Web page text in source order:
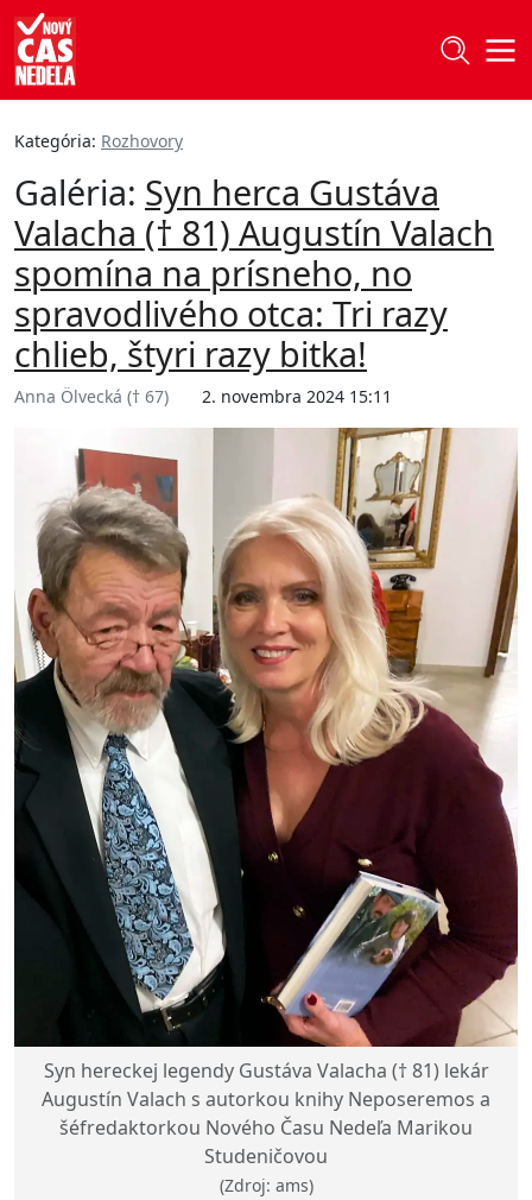
Kategória: Rozhovory
Galéria: Syn herca Gustáva
Valacha († 81) Augustín Valach
spomína na prísneho, no
spravodlivého otca: Tri razy
chlieb, štyri razy bitka!
Anna Ölvecká († 67) 2. novembra 2024 15:11
Syn hereckej legendy Gustáva Valacha († 81) lekár
Augustín Valach s autorkou knihy Neposeremos a
šéfredaktorkou Nového Času Nedeľa Marikou
Studeničovou
(Zdroj: ams)